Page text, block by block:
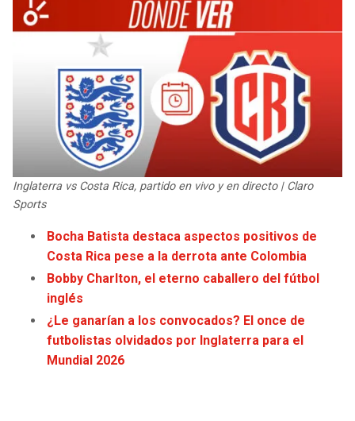
OTRAS LIGAS
STEELERS
TEXANS
COLTS
JAGUARS
TITANS
COWBOYS
GIANTS
EAGLES
COMMANDERS
HORNETS
MAGIC
WIZARDS
WARRIORS
CLIPPERS
LAKERS
SUNS
KINGS
Inglaterra vs Costa Rica, partido en vivo y en directo | Claro
Sports
Bocha Batista destaca aspectos positivos de
Costa Rica pese a la derrota ante Colombia
Bobby Charlton, el eterno caballero del fútbol
inglés
¿Le ganarían a los convocados? El once de
futbolistas olvidados por Inglaterra para el
Mundial 2026